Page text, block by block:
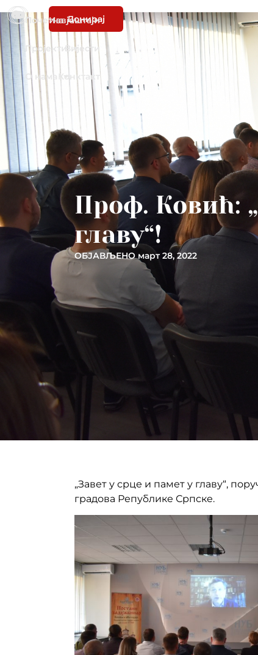
Почетна
Пројекти
О нама
Извјештаји
Вијести
Конктакт
Донирај
Проф. Ковић:
главу“!
ОБЈАВЉЕНО март 28, 2022
„Завет у срце и памет у главу“,
градова Републике Српске.